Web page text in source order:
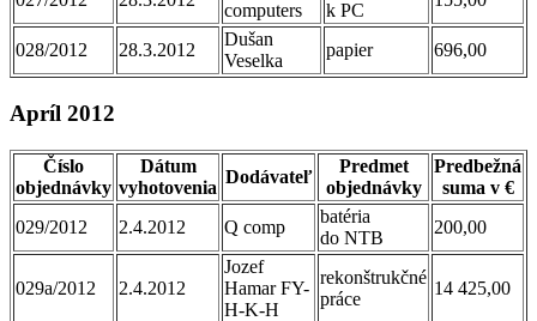
computers k PC
028/2012 28.3.2012
Dušan
Veselka
papier 696,00
Apríl 2012
Číslo
objednávky
Dátum
vyhotovenia
Dodávateľ
Predmet
objednávky
Predbežná
suma v €
029/2012
2.4.2012 Q comp
batéria
do NTB
200,00
029a/2012 2.4.2012
Jozef
Hamar FY-
H-K-H
rekonštrukčné
práce
14 425,00